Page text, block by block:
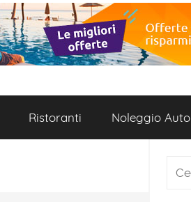
Ristoranti Noleggio Auto